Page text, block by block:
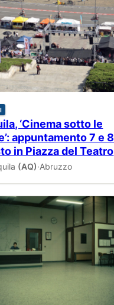
‘Cinema sotto le
appuntamento 7 e 8
in Piazza del Teatro
(AQ)·Abruzzo